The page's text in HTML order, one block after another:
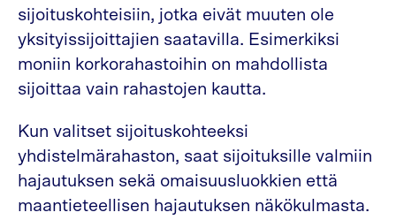
sijoituskohteisiin, jotka eivät muuten ole
yksityissijoittajien saatavilla. Esimerkiksi
moniin korkorahastoihin on mahdollista
sijoittaa vain rahastojen kautta.
Kun valitset sijoituskohteeksi
yhdistelmärahaston, saat sijoituksille valmiin
hajautuksen sekä omaisuusluokkien että
maantieteellisen hajautuksen näkökulmasta.